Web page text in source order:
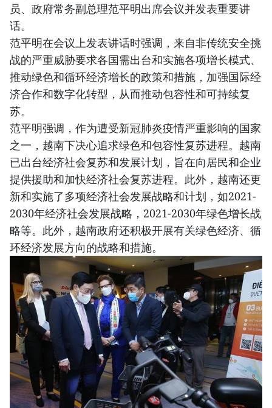
员、政府常务副总理范平明出席会议并发表重要讲
话。
范平明在会议上发表讲话时强调，来自非传统安全挑
战的严重威胁要求各国需出台和实施各项增长模式、
推动绿色和循环经济增长的政策和措施，加强国际经
济合作和数字化转型，从而推动包容性和可持续复
苏。
范平明强调，作为遭受新冠肺炎疫情严重影响的国家
之一，越南下决心追求绿色和包容性复苏进程。越南
已出台经济社会复苏和发展计划，旨在向居民和企业
提供援助和加快经济社会复苏进程。此外，越南还更
新和实施了多项经济社会发展战略和计划，如2021-
2030年经济社会发展战略，2021-2030年绿色增长战
略等。此外，越南政府还积极开展有关绿色经济、循
环经济发展方向的战略和措施。